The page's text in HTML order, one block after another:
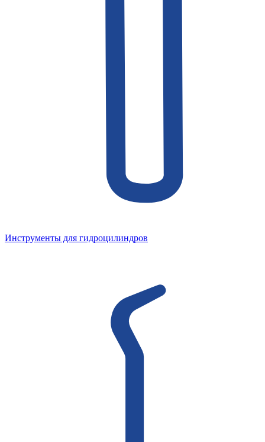
Инструменты для гидроцилиндров